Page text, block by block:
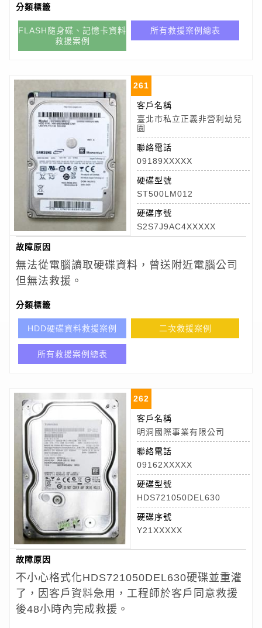
分類標籤
FLASH隨身碟、記憶卡資料
救援案例
所有救援案例總表
261
客戶名稱
臺北市私立正義非營利幼兒
園
聯絡電話
09189XXXXX
硬碟型號
ST500LM012
硬碟序號
S2S7J9AC4XXXXX
故障原因
無法從電腦讀取硬碟資料，曾送附近電腦公司
但無法救援。
分類標籤
HDD硬碟資料救援案例 二次救援案例
所有救援案例總表
262
客戶名稱
明洞國際事業有限公司
聯絡電話
09162XXXXX
硬碟型號
HDS721050DEL630
硬碟序號
Y21XXXXX
故障原因
不小心格式化HDS721050DEL630硬碟並重灌
了，因客戶資料急用，工程師於客戶同意救援
後48小時內完成救援。